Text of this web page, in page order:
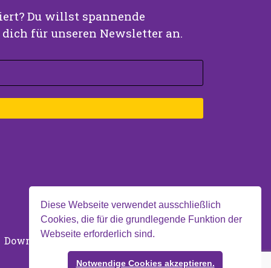
Diese Webseite verwendet ausschließlich
Cookies, die für die grundlegende Funktion der
Webseite erforderlich sind.
Notwendige Cookies akzeptieren.
Du willst spannende
für unseren Newsletter an.
Downloads Impressum Datenschutz